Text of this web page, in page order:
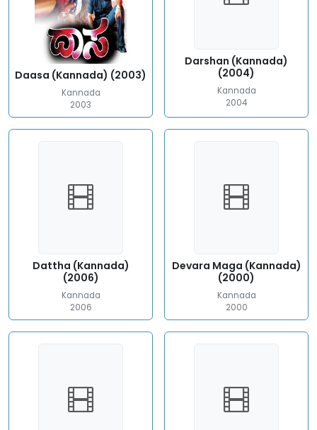
Daasa (Kannada) (2003)
Kannada
2003
Darshan (Kannada)
(2004)
Kannada
2004
Dattha (Kannada)
(2006)
Kannada
2006
Devara Maga (Kannada)
(2000)
Kannada
2000